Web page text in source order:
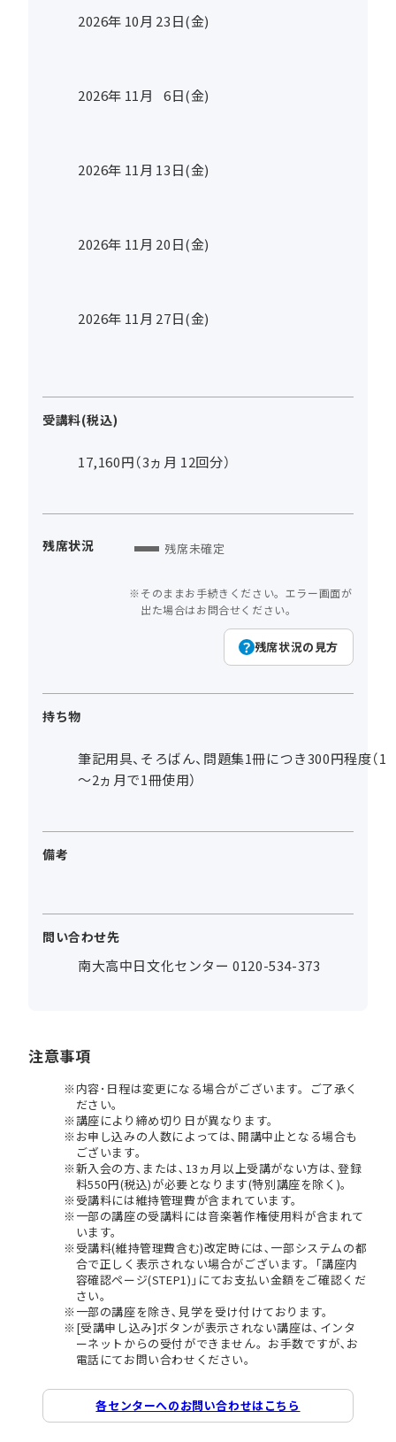
2026年 10月 23日(金)
2026年 11月 6日(金)
2026年 11月 13日(金)
2026年 11月 20日(金)
2026年 11月 27日(金)
受講料(税込)
17,160円（3ヵ月 12回分）
残席状況 残席未確定
そのままお手続きください。エラー画面が
出た場合はお問合せください。
残席状況の見方
持ち物
筆記用具、そろばん、問題集1冊につき300円程度（1
～2ヵ月で1冊使用）
備考
問い合わせ先
南大高中日文化センター 0120-534-373
注意事項
内容･日程は変更になる場合がございます。ご了承く
ださい。
講座により締め切り日が異なります。
お申し込みの人数によっては､開講中止となる場合も
ございます。
新入会の方､または､13ヵ月以上受講がない方は､登録
料550円(税込)が必要となります(特別講座を除く)。
受講料には維持管理費が含まれています。
一部の講座の受講料には音楽著作権使用料が含まれて
います。
受講料(維持管理費含む)改定時には､一部システムの都
合で正しく表示されない場合がございます。｢講座内
容確認ページ(STEP1)｣にてお支払い金額をご確認くだ
さい。
一部の講座を除き､見学を受け付けております。
[受講申し込み]ボタンが表示されない講座は､インタ
ーネットからの受付ができません。お手数ですが､お
電話にてお問い合わせください。
各センターへのお問い合わせはこちら